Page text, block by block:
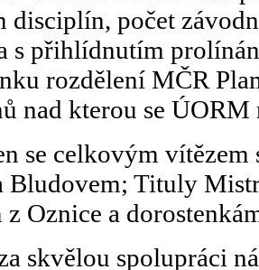
disciplín, počet
s přihlídnutím
rozdělení MČR
nad kterou se ÚORM
se celkovým
Bludovem; Tituly
z Oznice a
skvělou spolupráci